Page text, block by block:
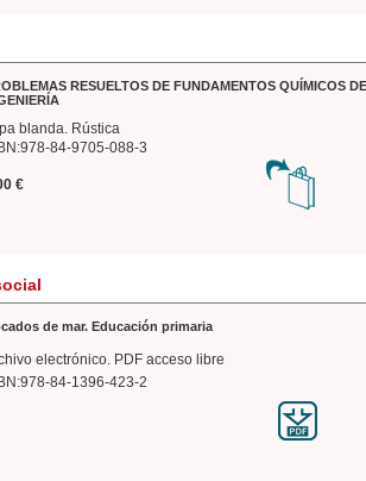
RESUELTOS DE FUNDAMENTOS QUÍMICOS
blanda. Rústica
84-9705-088-3
€
de mar. Educación primaria
electrónico. PDF acceso libre
84-1396-423-2